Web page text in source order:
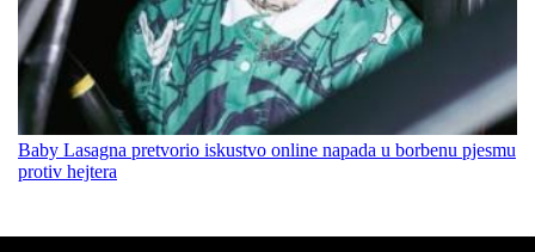
Baby Lasagna pretvorio iskustvo online napada u borbenu pjesmu
protiv hejtera